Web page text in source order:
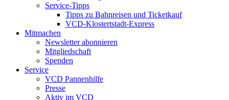
Service-Tipps
Tipps zu Bahnreisen und Ticketkauf
VCD-Klostertstadt-Express
Mitmachen
Newsletter abonnieren
Mitgliedschaft
Spenden
Service
VCD Pannenhilfe
Presse
Aktiv im VCD